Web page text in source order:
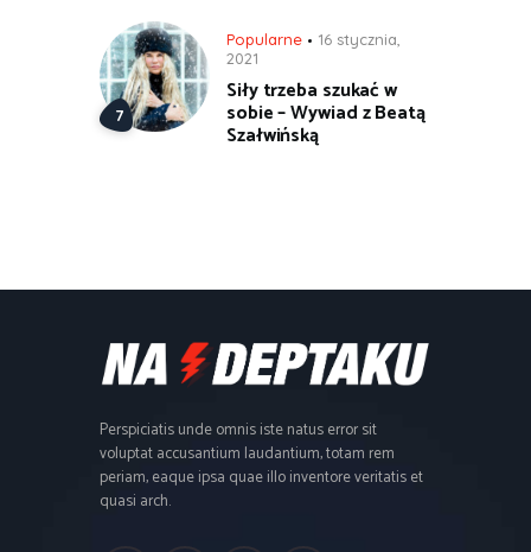
Popularne
16 stycznia,
2021
Siły trzeba szukać w
sobie – Wywiad z Beatą
Szałwińską
Perspiciatis unde omnis iste natus error sit
voluptat accusantium laudantium, totam rem
periam, eaque ipsa quae illo inventore veritatis et
quasi arch.